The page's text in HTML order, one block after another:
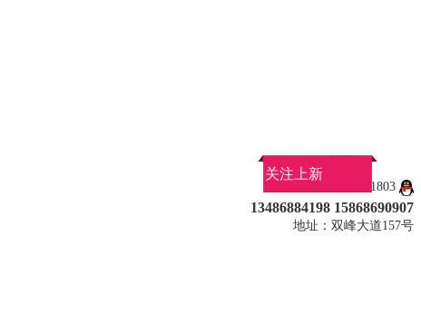
QQ：313331803
13486884198 15868690907
地址：双峰大道157号
关注上新